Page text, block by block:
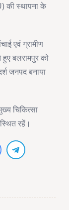
की स्थापना के
एवं ग्रामीण
बलरामपुर को
जनपद बनाया
चिकित्सा
रहें।